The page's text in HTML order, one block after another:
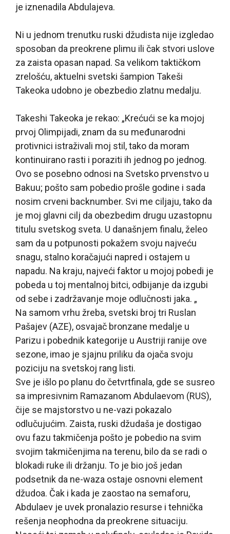
je iznenadila Abdulajeva.
Ni u jednom trenutku ruski džudista nije izgledao
sposoban da preokrene plimu ili čak stvori uslove
za zaista opasan napad. Sa velikom taktičkom
zrelošću, aktuelni svetski šampion Takeši
Takeoka udobno je obezbedio zlatnu medalju.
Takeshi Takeoka je rekao: „Krećući se ka mojoj
prvoj Olimpijadi, znam da su međunarodni
protivnici istraživali moj stil, tako da moram
kontinuirano rasti i poraziti ih jednog po jednog.
Ovo se posebno odnosi na Svetsko prvenstvo u
Bakuu; pošto sam pobedio prošle godine i sada
nosim crveni backnumber. Svi me ciljaju, tako da
je moj glavni cilj da obezbedim drugu uzastopnu
titulu svetskog sveta. U današnjem finalu, želeo
sam da u potpunosti pokažem svoju najveću
snagu, stalno koračajući napred i ostajem u
napadu. Na kraju, najveći faktor u mojoj pobedi je
pobeda u toj mentalnoj bitci, odbijanje da izgubi
od sebe i zadržavanje moje odlučnosti jaka. „
Na samom vrhu žreba, svetski broj tri Ruslan
Pašajev (AZE), osvajač bronzane medalje u
Parizu i pobednik kategorije u Austriji ranije ove
sezone, imao je sjajnu priliku da ojača svoju
poziciju na svetskoj rang listi.
Sve je išlo po planu do četvrtfinala, gde se susreo
sa impresivnim Ramazanom Abdulaevom (RUS),
čije se majstorstvo u ne-vazi pokazalo
odlučujućim. Zaista, ruski džudaša je dostigao
ovu fazu takmičenja pošto je pobedio na svim
svojim takmičenjima na terenu, bilo da se radi o
blokadi ruke ili držanju. To je bio još jedan
podsetnik da ne-waza ostaje osnovni element
džudoa. Čak i kada je zaostao na semaforu,
Abdulaev je uvek pronalazio resurse i tehnička
rešenja neophodna da preokrene situaciju.